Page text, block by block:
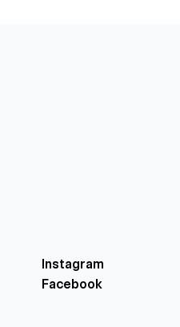
Instagram
Facebook